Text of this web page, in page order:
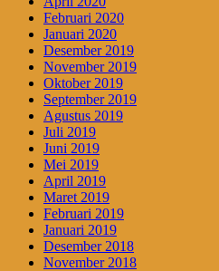
Februari 2020
Januari 2020
Desember 2019
November 2019
Oktober 2019
September 2019
Agustus 2019
Juli 2019
Juni 2019
Mei 2019
April 2019
Maret 2019
Februari 2019
Januari 2019
Desember 2018
November 2018